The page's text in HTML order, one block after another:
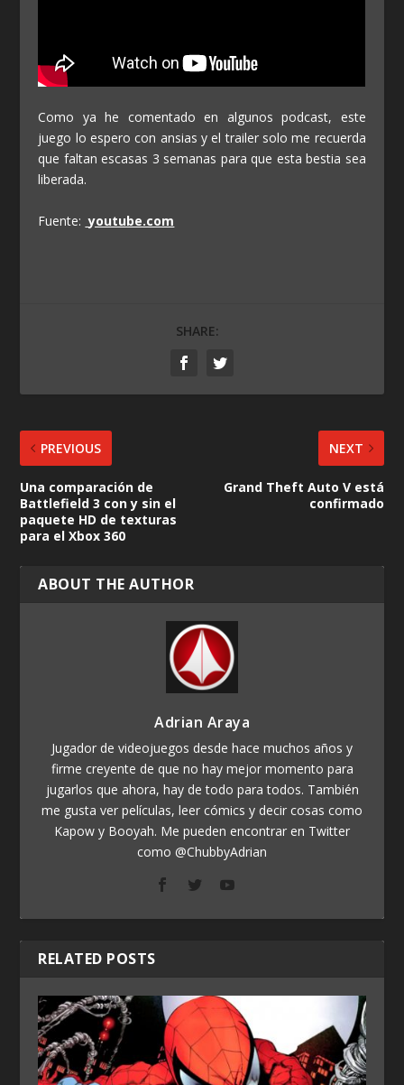
Como ya he comentado en algunos podcast, este
juego lo espero con ansias y el trailer solo me recuerda
que faltan escasas 3 semanas para que esta bestia sea
liberada.
Fuente: youtube.com
SHARE:
PREVIOUS
Una comparación de
Battlefield 3 con y sin el
paquete HD de texturas
para el Xbox 360
NEXT
Grand Theft Auto V está
confirmado
ABOUT THE AUTHOR
Adrian Araya
Jugador de videojuegos desde hace muchos años y
firme creyente de que no hay mejor momento para
jugarlos que ahora, hay de todo para todos. También
me gusta ver películas, leer cómics y decir cosas como
Kapow y Booyah. Me pueden encontrar en Twitter
como @ChubbyAdrian
RELATED POSTS